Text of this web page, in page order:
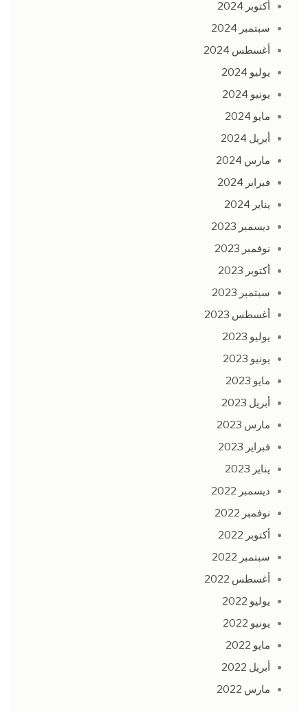
أكتوبر 2024
سبتمبر 2024
أغسطس 2024
يوليو 2024
يونيو 2024
مايو 2024
أبريل 2024
مارس 2024
فبراير 2024
يناير 2024
ديسمبر 2023
نوفمبر 2023
أكتوبر 2023
سبتمبر 2023
أغسطس 2023
يوليو 2023
يونيو 2023
مايو 2023
أبريل 2023
مارس 2023
فبراير 2023
يناير 2023
ديسمبر 2022
نوفمبر 2022
أكتوبر 2022
سبتمبر 2022
أغسطس 2022
يوليو 2022
يونيو 2022
مايو 2022
أبريل 2022
مارس 2022